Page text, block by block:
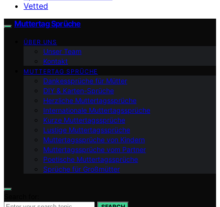
Vetted
Muttertag Sprüche
ÜBER UNS
Unser Team
Kontakt
MUTTERTAG SPRÜCHE
Dankessprüche für Mütter
DIY & Karten-Sprüche
Herzliche Muttertagssprüche
Internationale Muttertagssprüche
Kurze Muttertagssprüche
Lustige Muttertagssprüche
Muttertagssprüche von Kindern
Muttertagssprüche vom Partner
Poetische Muttertagssprüche
Sprüche für Großmütter